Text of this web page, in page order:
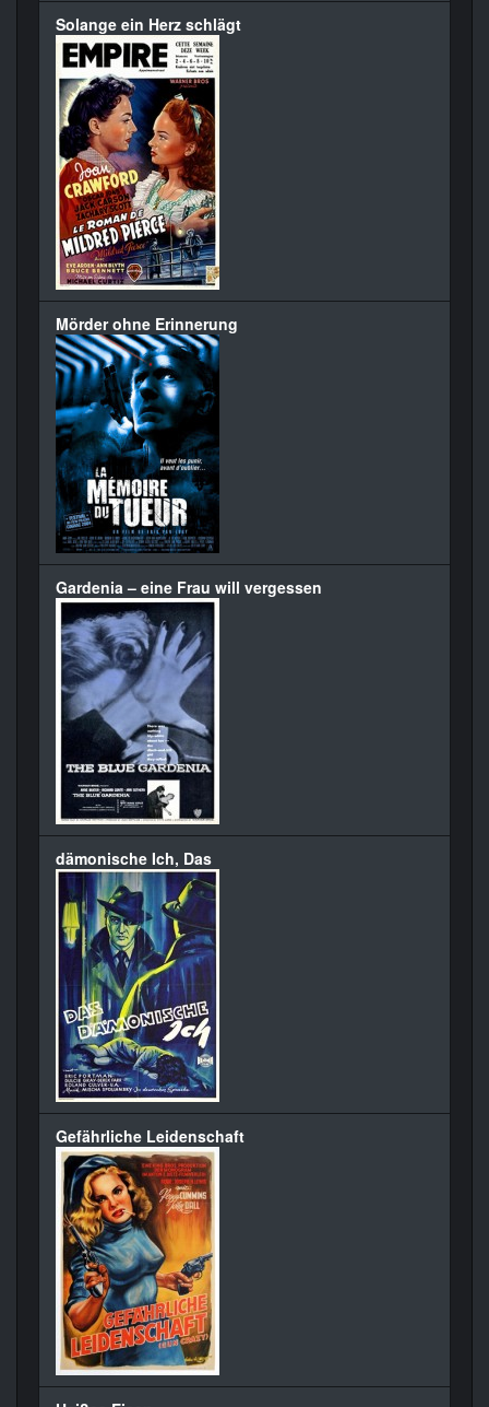
Solange ein Herz schlägt
Mörder ohne Erinnerung
Gardenia – eine Frau will vergessen
dämonische Ich, Das
Gefährliche Leidenschaft